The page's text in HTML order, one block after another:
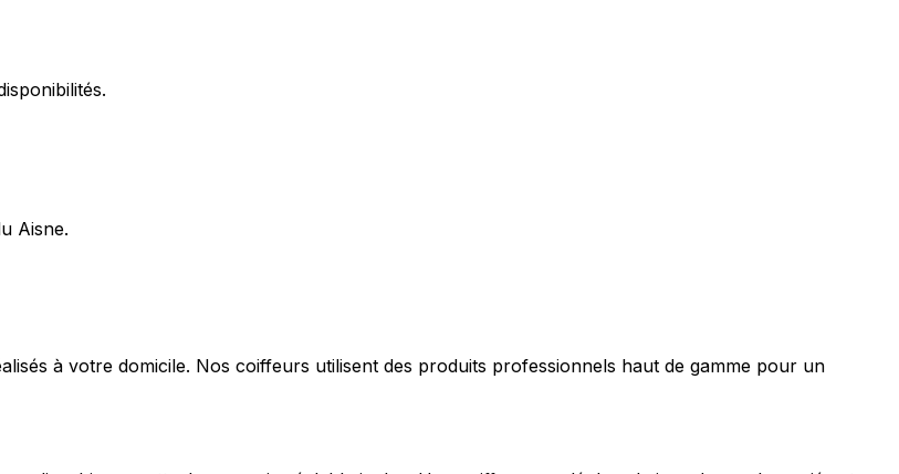
Aisne.
à votre domicile. Nos coiffeurs utilisent des produits professionnels haut de gamme pour un